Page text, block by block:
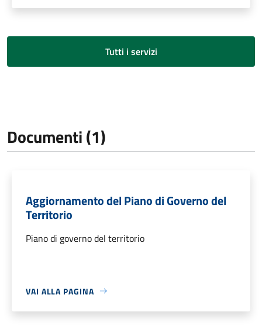
Tutti i servizi
Documenti (1)
Aggiornamento del Piano di Governo del
Territorio
Piano di governo del territorio
VAI ALLA PAGINA